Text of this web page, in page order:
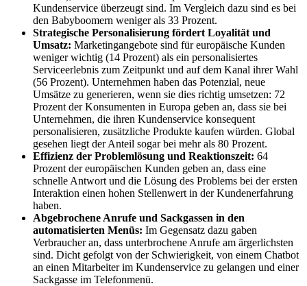
Kundenservice überzeugt sind. Im Vergleich dazu sind es bei
den Babyboomern weniger als 33 Prozent.
Strategische Personalisierung fördert Loyalität und
Umsatz: Marketingangebote sind für europäische Kunden
weniger wichtig (14 Prozent) als ein personalisiertes
Serviceerlebnis zum Zeitpunkt und auf dem Kanal ihrer Wahl
(56 Prozent). Unternehmen haben das Potenzial, neue
Umsätze zu generieren, wenn sie dies richtig umsetzen: 72
Prozent der Konsumenten in Europa geben an, dass sie bei
Unternehmen, die ihren Kundenservice konsequent
personalisieren, zusätzliche Produkte kaufen würden. Global
gesehen liegt der Anteil sogar bei mehr als 80 Prozent.
Effizienz der Problemlösung und Reaktionszeit: 64
Prozent der europäischen Kunden geben an, dass eine
schnelle Antwort und die Lösung des Problems bei der ersten
Interaktion einen hohen Stellenwert in der Kundenerfahrung
haben.
Abgebrochene Anrufe und Sackgassen in den
automatisierten Menüs: Im Gegensatz dazu gaben
Verbraucher an, dass unterbrochene Anrufe am ärgerlichsten
sind. Dicht gefolgt von der Schwierigkeit, von einem Chatbot
an einen Mitarbeiter im Kundenservice zu gelangen und einer
Sackgasse im Telefonmenü.